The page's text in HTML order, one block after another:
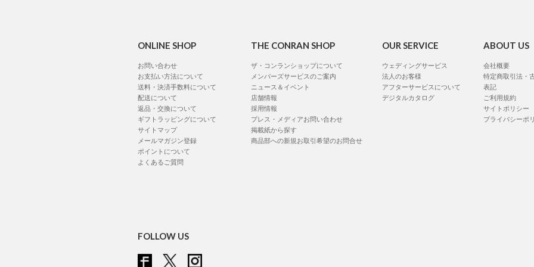
ONLINE SHOP
お問い合わせ
お支払い方法について
送料・決済手数料について
配送について
返品・交換について
ギフトラッピングについて
サイトマップ
メールマガジン登録
ポイントについて
よくあるご質問
THE CONRAN SHOP
ザ・コンランショップについて
メンバーズサービスのご案内
ニュース＆イベント
店舗情報
採用情報
プレス・メディアお問い合わせ
掲載紙から探す
商品部への新規お取引希望のお問合せ
OUR SERVICE
ウェディングサービス
法人のお客様
アフターサービスについて
デジタルカタログ
ABOUT US
会社概要
特定商取引法・
表記
ご利用規約
サイトポリシー
プライバシーポ
FOLLOW US